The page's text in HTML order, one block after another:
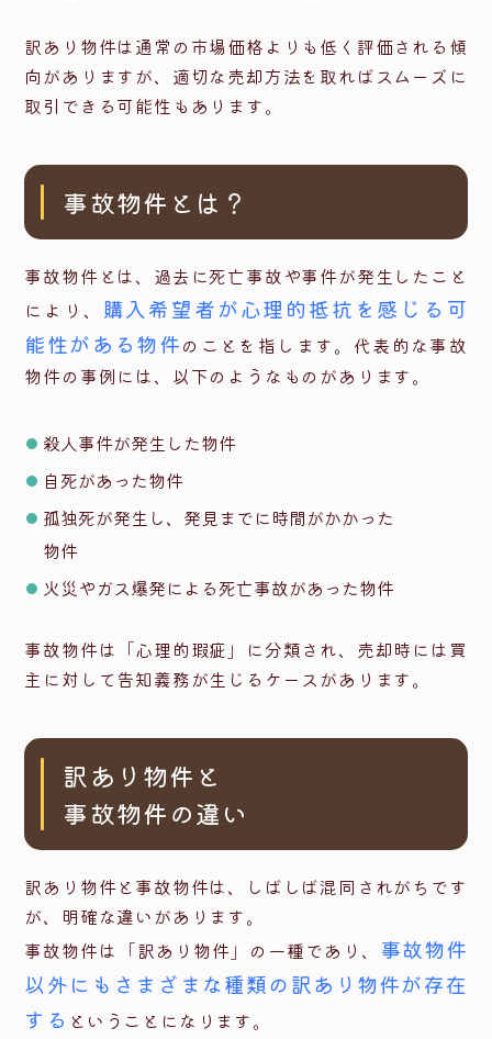
訳あり物件は通常の市場価格よりも低く評価される傾
向がありますが、適切な売却方法を取ればスムーズに
取引できる可能性もあります。
事故物件とは？
事故物件とは、過去に死亡事故や事件が発生したこと
により、 購入希望者が心理的抵抗を感じる可
能性がある物件のことを指します。代表的な事故
物件の事例には、以下のようなものがあります。
殺人事件が発生した物件
自死があった物件
孤独死が発生し、発見までに時間がかかった
物件
火災やガス爆発による死亡事故があった物件
事故物件は「心理的瑕疵」に分類され、売却時には買
主に対して告知義務が生じるケースがあります。
訳あり物件と
事故物件の違い
訳あり物件と事故物件は、しばしば混同されがちです
が、明確な違いがあります。
事故物件は「訳あり物件」の一種であり、 事故物件
以外にもさまざまな種類の訳あり物件が存在
する ということになります。